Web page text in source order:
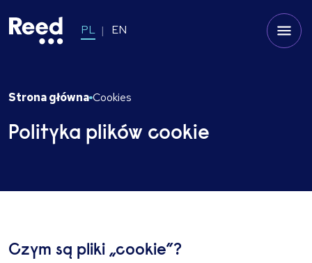
PL EN
Strona główna Cookies
Polityka plików cookie
Czym są pliki „cookie”?